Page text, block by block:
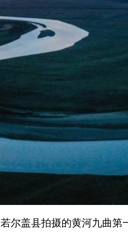
盖县拍摄的黄河九曲第